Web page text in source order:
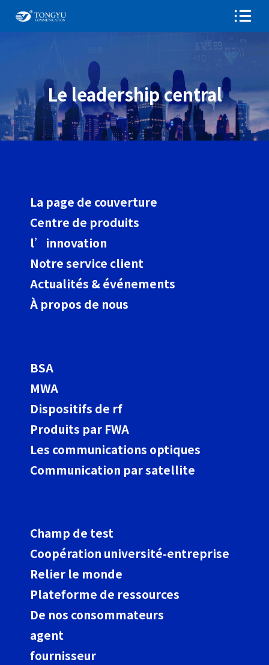
Le leadership central
La page de couverture
Centre de produits
l’innovation
Notre service client
Actualités & événements
À propos de nous
BSA
MWA
Dispositifs de rf
Produits par FWA
Les communications optiques
Communication par satellite
Champ de test
Coopération université-entreprise
Relier le monde
Plateforme de ressources
De nos consommateurs
agent
fournisseur